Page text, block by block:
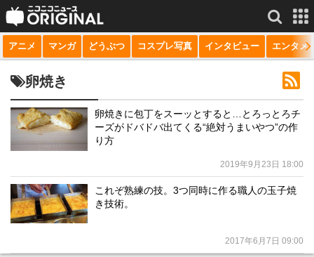
サービス一覧 もっと見る
niconico
動画
生放送
チャンネル
マンガ
アニメ マンガ どうぶつ コスプレ写真 インタビュー エンタメ
卵焼き
卵焼きに包丁をスーッとすると…とろっとろチ
ーズがドバドバ出てくる“絶対うまいやつ”の作
り方
2019年9月23日 18:00
これぞ熟練の技。3つ同時に作る職人の玉子焼
き技術。
2017年6月7日 09:00